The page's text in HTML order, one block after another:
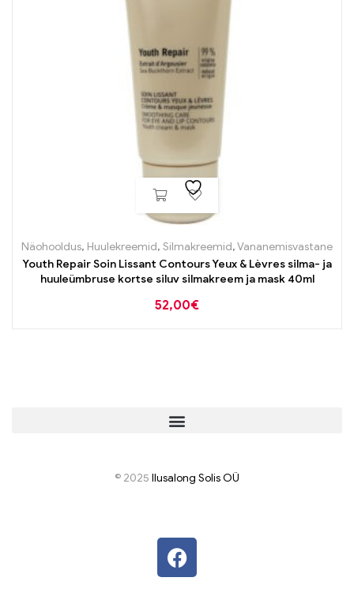
Näohooldus, Huulekreemid, Silmakreemid,Vananemisvastane
Youth Repair Soin Lissant Contours Yeux & Lèvres silma- ja
huuleümbruse kortse siluv silmakreem ja mask 40ml
52,00€
© 2025 Ilusalong Solis OÜ